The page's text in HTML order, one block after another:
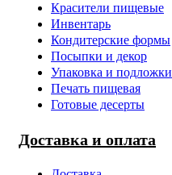
Красители пищевые
Инвентарь
Кондитерские формы
Посыпки и декор
Упаковка и подложки
Печать пищевая
Готовые десерты
Доставка и оплата